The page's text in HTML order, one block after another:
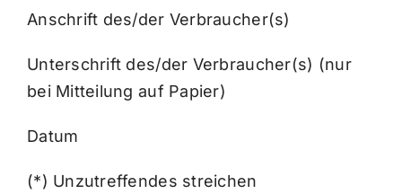
Anschrift des/der Verbraucher(s)
Unterschrift des/der Verbraucher(s) (nur
bei Mitteilung auf Papier)
Datum
(*) Unzutreffendes streichen